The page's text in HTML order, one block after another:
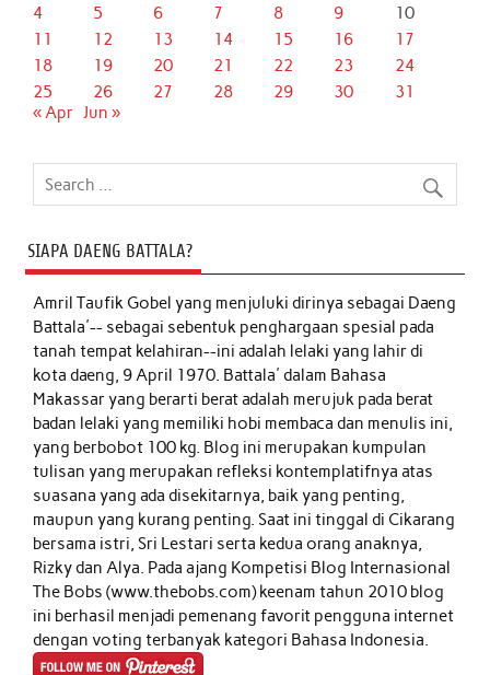
4 5 6 7 8 9
10
11
12 13 14 15 16
17
18
19 20 21 22 23
24
25
26 27 28 29 30
31
« Apr Jun »
SIAPA DAENG BATTALA?
Amril Taufik Gobelyang menjuluki dirinya sebagai Daeng
Battala'-- sebagai sebentuk penghargaan spesial pada
tanah tempat kelahiran--ini adalah lelaki yang lahir di
kota daeng, 9 April 1970. Battala' dalam Bahasa
Makassar yang berarti berat adalah merujuk pada berat
badan lelaki yang memiliki hobi membaca dan menulis ini,
yang berbobot 100 kg. Blog ini merupakan kumpulan
tulisan yang merupakan refleksi kontemplatifnya atas
suasana yang ada disekitarnya, baik yang penting,
maupun yang kurang penting. Saat ini tinggal di Cikarang
bersama istri, Sri Lestari serta kedua orang anaknya,
Rizky dan Alya. Pada ajang Kompetisi Blog Internasional
The Bobs (www.thebobs.com) keenam tahun 2010 blog
ini berhasil menjadi pemenang favorit pengguna internet
dengan voting terbanyak kategori Bahasa Indonesia.